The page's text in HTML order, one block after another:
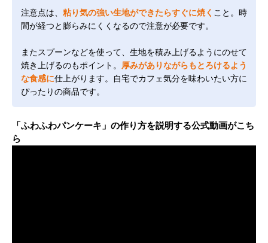
注意点は、 粘り気の強い生地ができたらすぐに焼く こと。時
間が経つと膨らみにくくなるので注意が必要です。
またスプーンなどを使って、生地を積み上げるようにのせて
焼き上げるのもポイント。 厚みがありながらもとろけるよう
な食感に仕上がります。自宅でカフェ気分を味わいたい方に
ぴったりの商品です。
「ふわふわパンケーキ」の作り方を説明する公式動画がこち
ら